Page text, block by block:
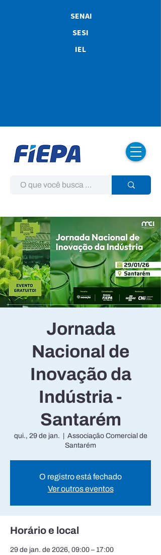
SENAI
SESI
IEL
Jornada
Nacional de
Inovação da
Indústria -
Santarém
qui., 29 de jan.
Associação Comercial de
Santarém
O registro está fechado
Ver outros eventos
Horário e local
29 de jan. de 2026, 09:00 – 17:00